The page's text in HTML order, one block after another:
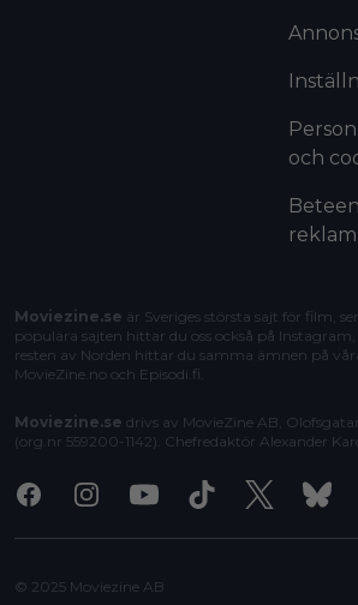
och
reklam
Moviezine.se är Sveriges största sajt för film,
populära sajten hittar du oss också på Instagram,
resten av Norden hittar du samma ämnen på
MovieZine.no och Episodi.fi
Moviezine.se drivs av MovieZine AB,
(org.nr 559200-1142). Chefredaktör Alexander
FacebookInstagramYoutubeTiktok X
© 2025 Moviezine AB